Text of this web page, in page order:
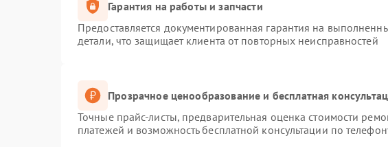
Гарантия на работы и запчасти
Предоставляется документированная гарантия на
детали, что защищает клиента от повторных неисправностей
Прозрачное ценообразование и бесплатная
Точные прайс-листы, предварительная оценка стоимости
платежей и возможность бесплатной консультации по